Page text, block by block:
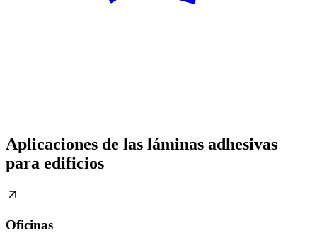
Aplicaciones de las láminas adhesivas
para edificios
Oficinas